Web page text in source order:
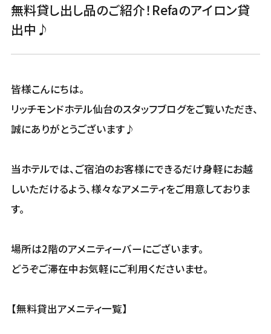
無料貸し出し品のご紹介！Refaのアイロン貸
出中♪
皆様こんにちは。
リッチモンドホテル仙台のスタッフブログをご覧いただき、
誠にありがとうございます♪
当ホテルでは、ご宿泊のお客様にできるだけ身軽にお越
しいただけるよう、様々なアメニティをご用意しておりま
す。
場所は2階のアメニティーバーにございます。
どうぞご滞在中お気軽にご利用くださいませ。
【無料貸出アメニティ一覧】